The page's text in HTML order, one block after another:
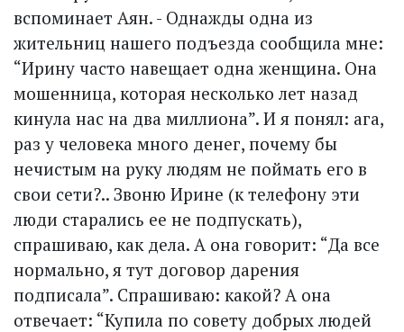
вспоминает Аян. - Однажды одна из
жительниц нашего подъезда сообщила мне:
“Ирину часто навещает одна женщина. Она
мошенница, которая несколько лет назад
кинула нас на два миллиона”. И я понял: ага,
раз у человека много денег, почему бы
нечистым на руку людям не поймать его в
свои сети?.. Звоню Ирине (к телефону эти
люди старались ее не подпускать),
спрашиваю, как дела. А она говорит: “Да все
нормально, я тут договор дарения
подписала”. Спрашиваю: какой? А она
отвечает: “Купила по совету добрых людей